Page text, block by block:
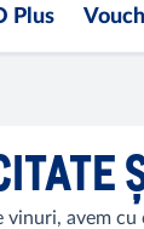
Plus
avem